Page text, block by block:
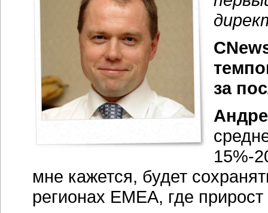
за
15%-
мне кажется, будет
регионах EMEA, где